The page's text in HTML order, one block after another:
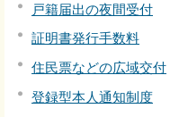
戸籍届出の夜間受付
証明書発行手数料
住民票などの広域交付
登録型本人通知制度